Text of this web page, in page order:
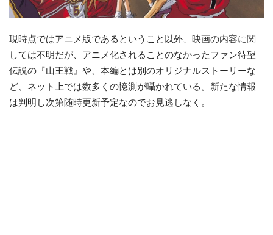
現時点ではアニメ版であるということ以外、映画の内容に関
しては不明だが、アニメ化されることのなかったファン待望
伝説の『山王戦』や、本編とは別のオリジナルストーリーな
ど、ネット上では数多くの憶測が囁かれている。新たな情報
は判明し次第随時更新予定なのでお見逃しなく。